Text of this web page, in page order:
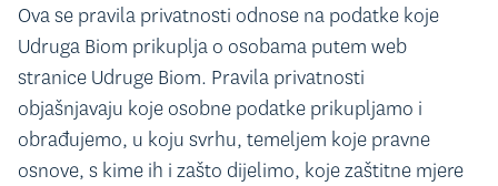
Ova se pravila privatnosti odnose na podatke koje
Udruga Biom prikuplja o osobama putem web
stranice Udruge Biom. Pravila privatnosti
objašnjavaju koje osobne podatke prikupljamo i
obrađujemo, u koju svrhu, temeljem koje pravne
osnove, s kime ih i zašto dijelimo, koje zaštitne mjere